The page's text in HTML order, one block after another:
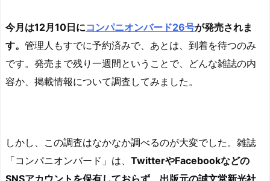
今月は12月10日にコンパニオンバード26号が発売されま
す。 管理人もすでに予約済みで、あとは、到着を待つのみ
です。発売まで残り一週間ということで、どんな雑誌の内
容か、掲載情報について調査してみました。
しかし、この調査はなかなか調べるのが大変でした。雑誌
「コンパニオンバード」は、 TwitterやFacebookなどの